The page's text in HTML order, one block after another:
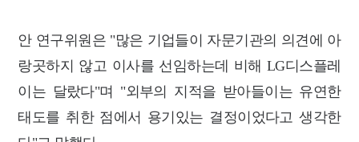
안 연구위원은 "많은 기업들이 자문기관의 의견에 아
랑곳하지 않고 이사를 선임하는데 비해 LG디스플레
이는 달랐다"며 "외부의 지적을 받아들이는 유연한
태도를 취한 점에서 용기있는 결정이었다고 생각한